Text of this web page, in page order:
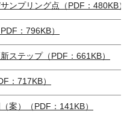
ンプリング点（PDF：480KB）
：796KB）
ステップ（PDF：661KB）
：717KB）
案）（PDF：141KB）